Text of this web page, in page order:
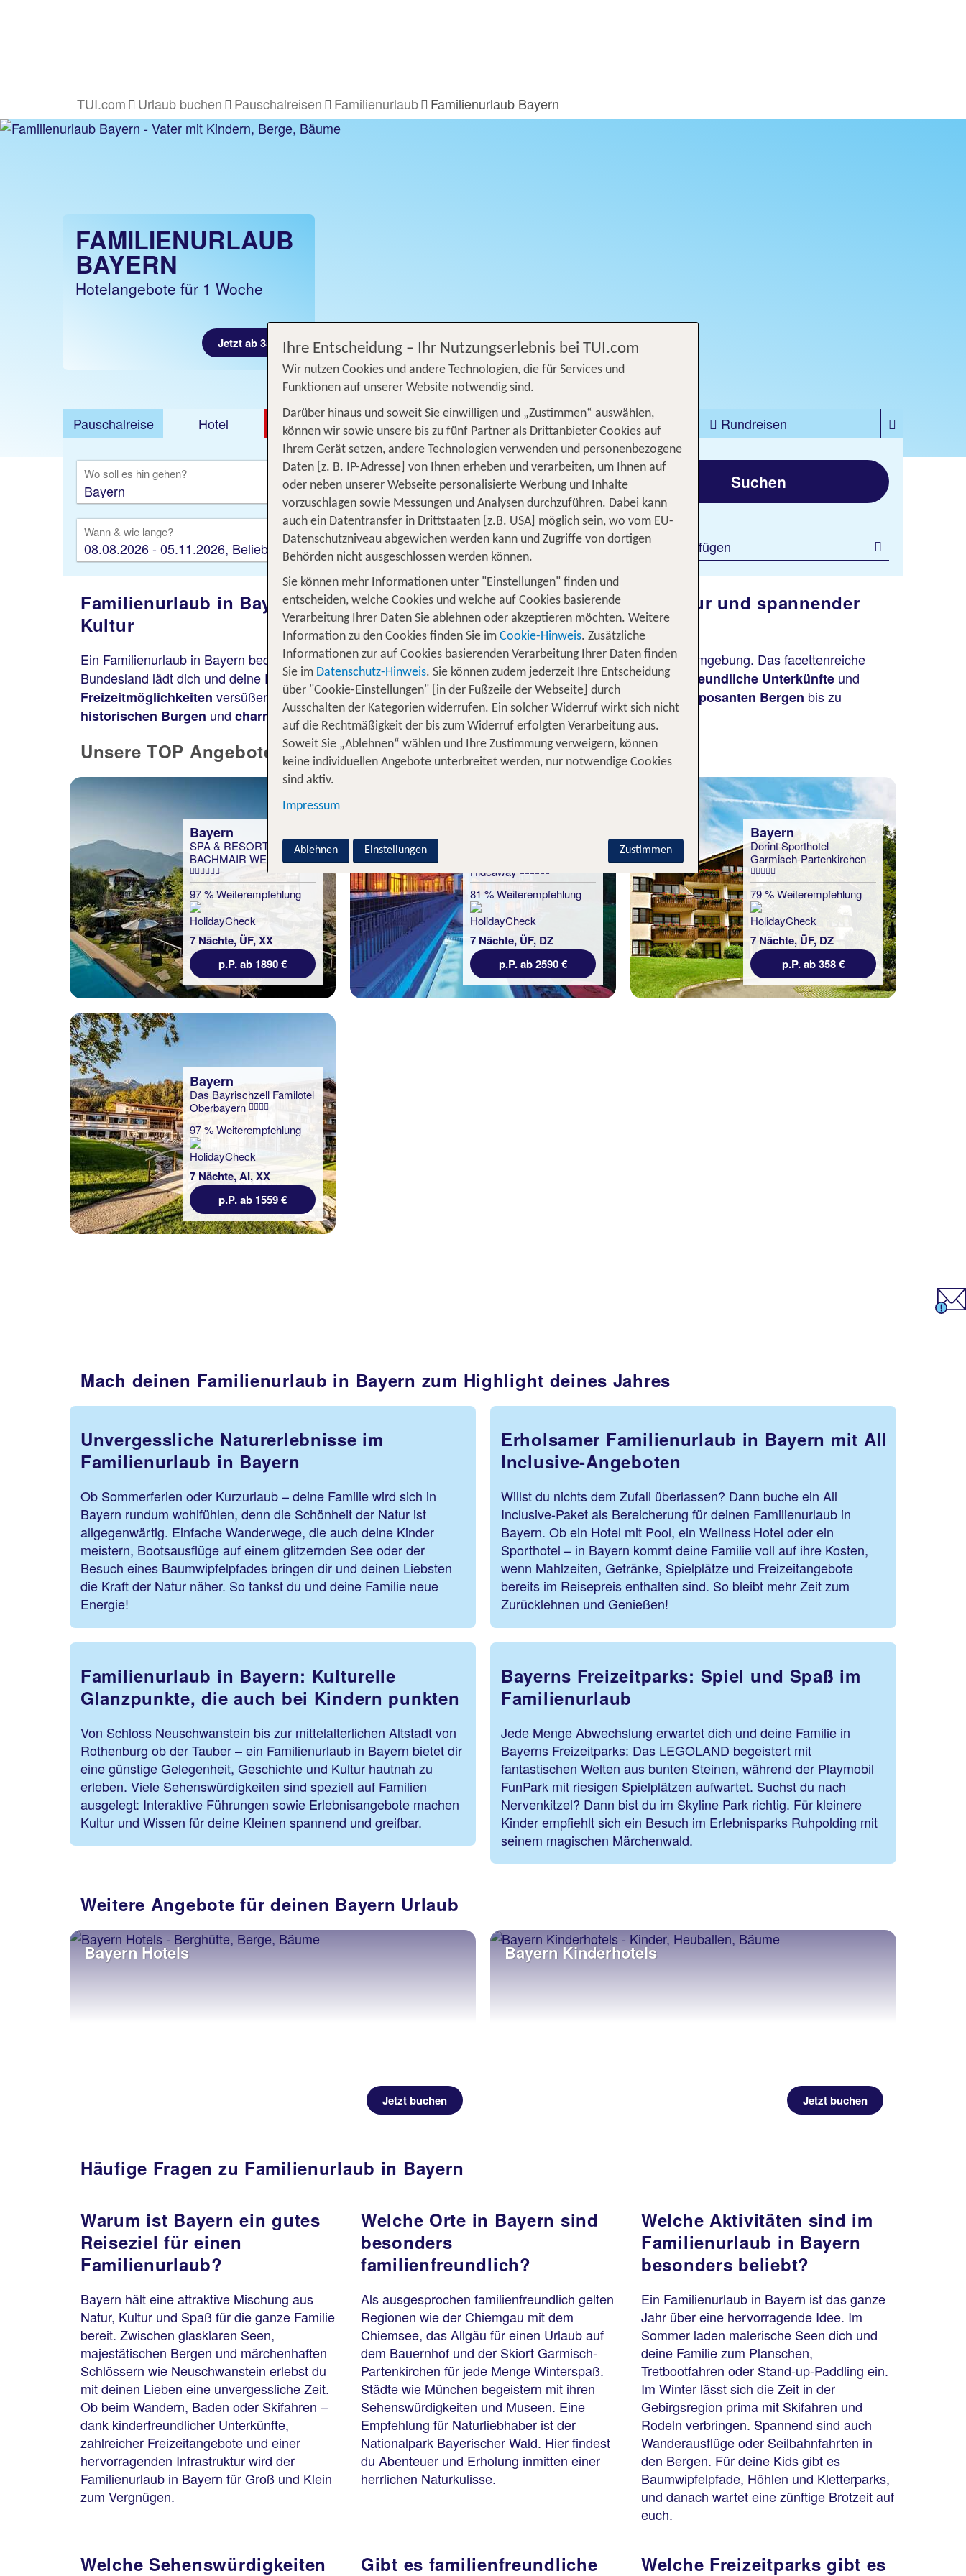
TUI.com Urlaub buchen Pauschalreisen Familienurlaub Familienurlaub Bayern
FAMILIENURLAUB
BAYERN
Hotelangebote für 1 Woche
Jetzt ab 358 €
Pauschalreise Hotel DEALS Flug Ferienhaus Mietwagen Kreuzfahrten
Rundreisen
Ausflüge
Camper Privattransfer Zusatzleistungen
Wo soll es hin gehen?
Flug hinzufügen
Wann & wie lange?
08.08.2026 - 05.11.2026, Beliebig
Wer reist mit?
2 Erwachsene
Suchen
Filter hinzufügen
Familienurlaub in Bayern: Unvergessliche Momente in malerischer Natur und spannender
Kultur
Ein Familienurlaub in Bayern bedeutetErholung,Abenteuerundeinzigartige Erlebnissein traumhafter Umgebung. Das facettenreiche
Bundesland lädt dich und deine Familie zumWandern,Baden,StadtbummeloderSkifahrenein.Kinderfreundliche Unterkünfte und
Freizeitmöglichkeiten versüßen dir und deiner Familie die gemeinsame Zeit: Vonidyllischen Seen imposanten Bergen bis zu
historischen Burgen und charmanten Städten– in Bayern wird dein Familienurlaub zum Höhepunkt.
Unsere TOP Angebote für 1 Woche Familienurlaub in Bayern
Bayern
SPA & RESORT
BACHMAIR WEISSACH
97 % Weiterempfehlung
7 Nächte, ÜF, XX
p.P. ab 1890 €
Hideaway
81 % Weiterempfehlung
7 Nächte, ÜF, DZ
p.P. ab 2590 €
Bayern
Dorint Sporthotel
Garmisch-Partenkirchen
79 % Weiterempfehlung
7 Nächte, ÜF, DZ
p.P. ab 358 €
Bayern
Das Bayrischzell Familotel
Oberbayern
97 % Weiterempfehlung
7 Nächte, AI, XX
p.P. ab 1559 €
Mach deinen Familienurlaub in Bayern zum Highlight deines Jahres
Unvergessliche Naturerlebnisse im
Familienurlaub in Bayern
Ob Sommerferien oder Kurzurlaub – deine Familie wird sich in
Bayern rundum wohlfühlen, denn die Schönheit der Natur ist
allgegenwärtig. Einfache Wanderwege, die auch deine Kinder
meistern, Bootsausflüge auf einem glitzernden See oder der
Besuch eines Baumwipfelpfades bringen dir und deinen Liebsten
die Kraft der Natur näher. So tankst du und deine Familie neue
Energie!
Familienurlaub in Bayern: Kulturelle
Glanzpunkte, die auch bei Kindern punkten
Von Schloss Neuschwanstein bis zur mittelalterlichen Altstadt von
Rothenburg ob der Tauber – ein Familienurlaub in Bayern bietet dir
eine günstige Gelegenheit, Geschichte und Kultur hautnah zu
erleben. Viele Sehenswürdigkeiten sind speziell auf Familien
ausgelegt: Interaktive Führungen sowie Erlebnisangebote machen
Kultur und Wissen für deine Kleinen spannend und greifbar.
Erholsamer Familienurlaub in Bayern mit All
Inclusive-Angeboten
Willst du nichts dem Zufall überlassen? Dann buche ein All
Inclusive-Paket als Bereicherung für deinen Familienurlaub in
Bayern. Ob ein Hotel mit Pool, ein Wellness Hotel oder ein
Sporthotel – in Bayern kommt deine Familie voll auf ihre Kosten,
wenn Mahlzeiten, Getränke, Spielplätze und Freizeitangebote
bereits im Reisepreis enthalten sind. So bleibt mehr Zeit zum
Zurücklehnen und Genießen!
Bayerns Freizeitparks: Spiel und Spaß im
Familienurlaub
Jede Menge Abwechslung erwartet dich und deine Familie in
Bayerns Freizeitparks: Das LEGOLAND begeistert mit
fantastischen Welten aus bunten Steinen, während der Playmobil
FunPark mit riesigen Spielplätzen aufwartet. Suchst du nach
Nervenkitzel? Dann bist du im Skyline Park richtig. Für kleinere
Kinder empfiehlt sich ein Besuch im Erlebnisparks Ruhpolding mit
seinem magischen Märchenwald.
Weitere Angebote für deinen Bayern Urlaub
Bayern Hotels
Jetzt buchen
Bayern Kinderhotels
Jetzt buchen
Häufige Fragen zu Familienurlaub in Bayern
Warum ist Bayern ein gutes
Reiseziel für einen
Familienurlaub?
Bayern hält eine attraktive Mischung aus
Natur, Kultur und Spaß für die ganze Familie
bereit. Zwischen glasklaren Seen,
majestätischen Bergen und märchenhaften
Schlössern wie Neuschwanstein erlebst du
mit deinen Lieben eine unvergessliche Zeit.
Ob beim Wandern, Baden oder Skifahren –
dank kinderfreundlicher Unterkünfte,
zahlreicher Freizeitangebote und einer
hervorragenden Infrastruktur wird der
Familienurlaub in Bayern für Groß und Klein
zum Vergnügen.
Welche Orte in Bayern sind
besonders
familienfreundlich?
Als ausgesprochen familienfreundlich gelten
Regionen wie der Chiemgau mit dem
Chiemsee, das Allgäu für einen Urlaub auf
dem Bauernhof und der Skiort Garmisch-
Partenkirchen für jede Menge Winterspaß.
Städte wie München begeistern mit ihren
Sehenswürdigkeiten und Museen. Eine
Empfehlung für Naturliebhaber ist der
Nationalpark Bayerischer Wald. Hier findest
du Abenteuer und Erholung inmitten einer
herrlichen Naturkulisse.
Welche Aktivitäten sind im
Familienurlaub in Bayern
besonders beliebt?
Ein Familienurlaub in Bayern ist das ganze
Jahr über eine hervorragende Idee. Im
Sommer laden malerische Seen dich und
deine Familie zum Planschen,
Tretbootfahren oder Stand-up-Paddling ein.
Im Winter lässt sich die Zeit in der
Gebirgsregion prima mit Skifahren und
Rodeln verbringen. Spannend sind auch
Wanderausflüge oder Seilbahnfahrten in
den Bergen. Für deine Kids gibt es
Baumwipfelpfade, Höhlen und Kletterparks,
und danach wartet eine zünftige Brotzeit auf
euch.
Welche Sehenswürdigkeiten
Gibt es familienfreundliche
Welche Freizeitparks gibt es
Ihre Entscheidung – Ihr Nutzungserlebnis bei TUI.com
Wir nutzen Cookies und andere Technologien, die für Services und
Funktionen auf unserer Website notwendig sind.
Darüber hinaus und soweit Sie einwilligen und „Zustimmen“ auswählen,
können wir sowie unsere bis zu fünf Partner als Drittanbieter Cookies auf
Ihrem Gerät setzen, andere Technologien verwenden und personenbezogene
Daten [z. B. IP-Adresse] von Ihnen erheben und verarbeiten, um Ihnen auf
oder neben unserer Webseite personalisierte Werbung und Inhalte
vorzuschlagen sowie Messungen und Analysen durchzuführen. Dabei kann
auch ein Datentransfer in Drittstaaten [z.B. USA] möglich sein, wo vom EU-
Datenschutzniveau abgewichen werden kann und Zugriffe von dortigen
Behörden nicht ausgeschlossen werden können.
Sie können mehr Informationen unter "Einstellungen" finden und
entscheiden, welche Cookies und welche auf Cookies basierende
Verarbeitung Ihrer Daten Sie ablehnen oder akzeptieren möchten. Weitere
Information zu den Cookies finden Sie im Cookie-Hinweis. Zusätzliche
Informationen zur auf Cookies basierenden Verarbeitung Ihrer Daten finden
Sie im Datenschutz-Hinweis. Sie können zudem jederzeit Ihre Entscheidung
über "Cookie-Einstellungen" [in der Fußzeile der Webseite] durch
Ausschalten der Kategorien widerrufen. Ein solcher Widerruf wirkt sich nicht
auf die Rechtmäßigkeit der bis zum Widerruf erfolgten Verarbeitung aus.
Soweit Sie „Ablehnen“ wählen und Ihre Zustimmung verweigern, können
keine individuellen Angebote unterbreitet werden, nur notwendige Cookies
sind aktiv.
Impressum
Zustimmen
Ablehnen Einstellungen